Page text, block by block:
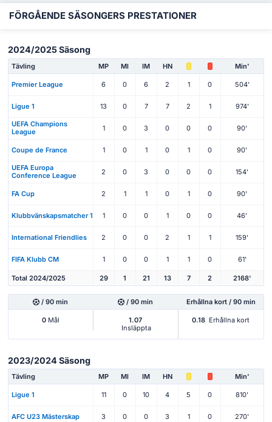
FÖRGÅENDE SÄSONGERS PRESTATIONER
2024/2025 Säsong
Tävling MP Ml IM HN Min'
Premier League 6 0 6 2 1 0 504'
Ligue 1 13 0 7 7 2 1 974'
UEFA Champions
League
1 0 3 0 0 0 90'
Coupe de France 1 0 1 0 1 0 90'
UEFA Europa
Conference League
2 0 3 0 0 0 154'
FA Cup 2 1 1 0 1 0 90'
Klubbvänskapsmatcher 1 1 0 0 1 0 0 46'
International Friendlies 2 0 0 2 1 1 159'
FIFA Klubb CM 1 0 0 1 1 0 61'
Total 2024/2025 29 1 21 13 7 2 2168'
/ 90 min / 90 min Erhållna kort / 90 min
0Mål
1.07
Insläppta
0.18 Erhållna kort
2023/2024 Säsong
Tävling MP Ml IM HN Min'
Ligue 1 11 0 10 4 5 0 810'
AFC U23 Mästerskap 3 0 0 3 1 0 270'